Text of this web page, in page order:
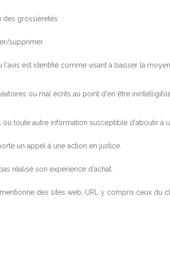
des grossièretés.
supprimer.
l'avis est identifié comme visant à baisser la
ou mal écrits au point d'en être
toute autre information susceptible d'aboutir à
un appel à une action en justice.
réalisé son expérience d'achat.
des sites web, URL y compris ceux du